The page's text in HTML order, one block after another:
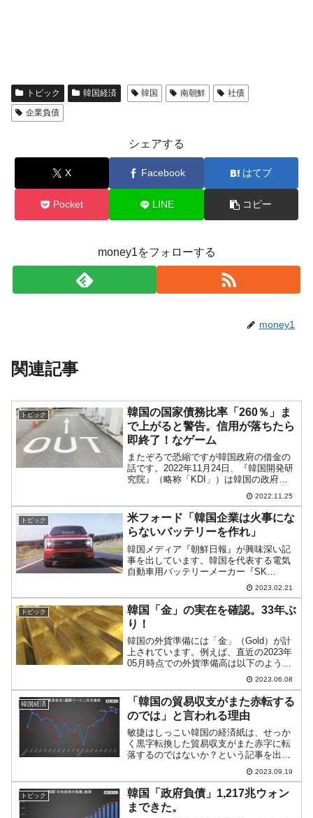
トピック 韓国経済 韓国 南朝鮮
社債
企業負債
シェアする
X Facebook はてブ
Pocket LINE コピー
money1をフォローする
money1
関連記事
トピック
韓国の国家債務比率「260％」ま
で上がると警告。信用が落ちたら
即終了！なゲーム
またぞろで恐縮ですが韓国政府の借金の
話です。2022年11月24日、『韓国開発研
究院』（略称「KDI」）は韓国の政府負
債について興味深いリポートが出ていま
す。「コロナ19以後財政余力拡充のため
の政策課題」と題するリポートで、これ
によると韓国...
2022.11.25
トピック
米フォード「韓国企業は火事にな
らないバッテリーを作れ」
韓国メディア『朝鮮日報』が興味深い記
事を出しています。韓国を代表する電気
自動車用バッテリーメーカー『SK
ON（オン）』についてです。『SKオ
ン』と『フォード』は蜜月だったの
に……まず「前振り」です。『SKイノベ
ーション』の事業部を切り出し...
2023.02.21
トピック
韓国「金」の実在を確認。33年ぶ
り！
韓国の外貨準備には「金」（Gold）が計
上されています。例えば、直近の2023年
05月時点での外貨準備高は以下のように
『韓国銀行』が公表しています。2023年
05月外貨準備高：4,210億ドル（約58兆
9,989億円）※(前月比：-57億ド...
2023.06.08
韓国経済
「韓国の貿易収支がまた赤転する
のでは」と言われる理由
敏捷はしっこい韓国の経済紙は、せっか
く黒字転換した貿易収支がまた赤字に転
落するのではないか？という記事を出し
ています。↑韓国の（通関ベースの）貿易
収支の推移（2022年01月～直近2023年08
月）。貿易での儲もうけを示す貿易収支
は15カ月...
2023.09.19
トピック
韓国「政府負債」1,217兆ウォン
まできた。